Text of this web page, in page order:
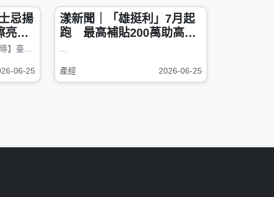
忌揚
亮臺
06-25
漾新聞｜「雄挺利」7月起
跑 最高補貼200萬助高雄
產經 2026-06-25